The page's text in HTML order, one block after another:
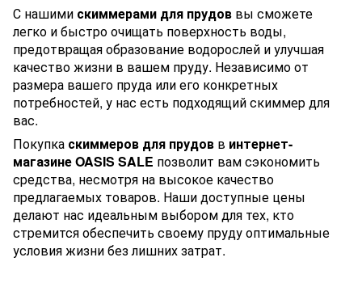
С нашими скиммерами для прудов вы сможете
легко и быстро очищать поверхность воды,
предотвращая образование водорослей и улучшая
качество жизни в вашем пруду. Независимо от
размера вашего пруда или его конкретных
потребностей, у нас есть подходящий скиммер для
вас.
Покупка скиммеров для прудов в интернет-
магазине OASIS SALE позволит вам сэкономить
средства, несмотря на высокое качество
предлагаемых товаров. Наши доступные цены
делают нас идеальным выбором для тех, кто
стремится обеспечить своему пруду оптимальные
условия жизни без лишних затрат.